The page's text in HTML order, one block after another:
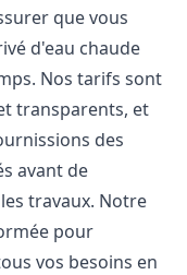
que vous
d'eau chaude
Nos tarifs sont
transparents, et
des
avant de
travaux. Notre
pour
vos besoins en